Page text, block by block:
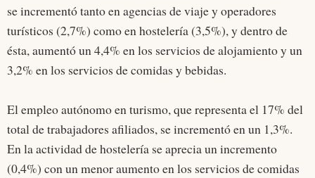
se incrementó tanto en agencias de viaje y operadores
turísticos (2,7%) como en hostelería (3,5%), y dentro de
ésta, aumentó un 4,4% en los servicios de alojamiento y un
3,2% en los servicios de comidas y bebidas.
El empleo autónomo en turismo, que representa el 17% del
total de trabajadores afiliados, se incrementó en un 1,3%.
En la actividad de hostelería se aprecia un incremento
(0,4%) con un menor aumento en los servicios de comidas